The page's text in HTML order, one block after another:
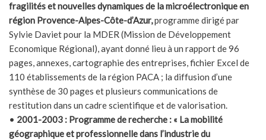
fragilités et nouvelles dynamiques de la microélectronique en
région Provence-Alpes-Côte-d’Azur,programme dirigé par
Sylvie Daviet pour la MDER (Mission de Développement
Economique Régional), ayant donné lieu à un rapport de 96
pages, annexes, cartographie des entreprises, fichier Excel de
110 établissements de la région PACA ; la diffusion d’une
synthèse de 30 pages et plusieurs communications de
restitution dans un cadre scientifique et de valorisation.
• 2001-2003 : Programme de recherche : « La mobilité
géographique et professionnelle dans l’industrie du